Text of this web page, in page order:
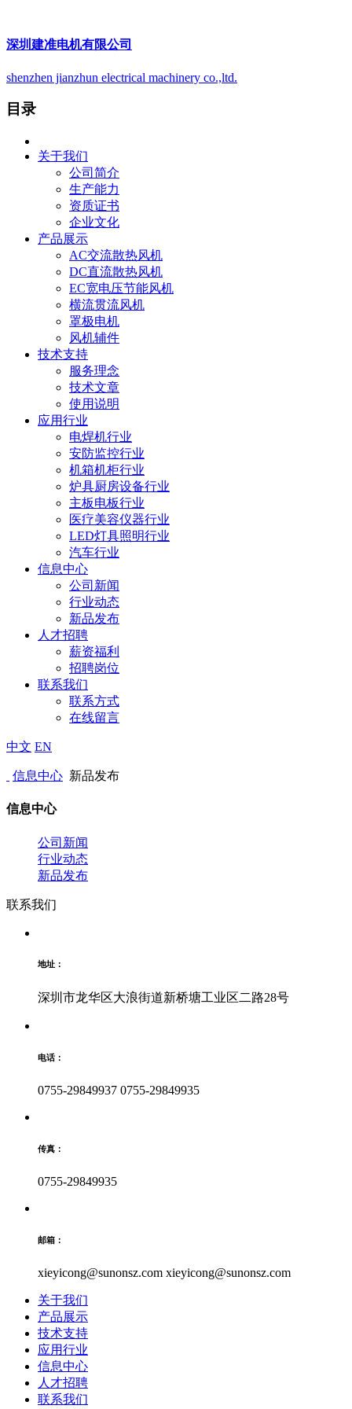
深圳建准电机有限公司
shenzhen jianzhun electrical machinery co.,ltd.
目录
关于我们
公司简介
生产能力
资质证书
企业文化
产品展示
AC交流散热风机
DC直流散热风机
EC宽电压节能风机
横流贯流风机
罩极电机
风机辅件
技术支持
服务理念
技术文章
使用说明
应用行业
电焊机行业
安防监控行业
机箱机柜行业
炉具厨房设备行业
主板电板行业
医疗美容仪器行业
LED灯具照明行业
汽车行业
信息中心
公司新闻
行业动态
新品发布
人才招聘
薪资福利
招聘岗位
联系我们
联系方式
在线留言
中文 EN
信息中心 新品发布
信息中心
公司新闻
行业动态
新品发布
联系我们
地址：
深圳市龙华区大浪街道新桥塘工业区二路28号
电话：
0755-29849937 0755-29849935
传真：
0755-29849935
邮箱：
xieyicong@sunonsz.com xieyicong@sunonsz.com
关于我们
产品展示
技术支持
应用行业
信息中心
人才招聘
联系我们